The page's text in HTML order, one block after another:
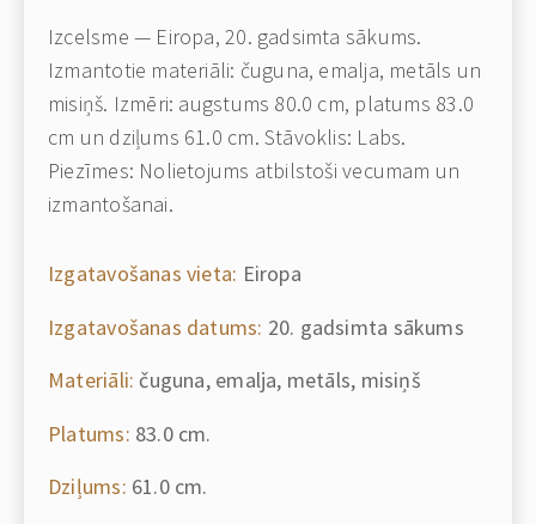
Izcelsme — Eiropa, 20. gadsimta sākums.
Izmantotie materiāli: čuguna, emalja, metāls un
misiņš. Izmēri: augstums 80.0 cm, platums 83.0
cm un dziļums 61.0 cm. Stāvoklis: Labs.
Piezīmes: Nolietojums atbilstoši vecumam un
izmantošanai.
Izgatavošanas vieta: Eiropa
Izgatavošanas datums: 20. gadsimta sākums
Materiāli: čuguna, emalja, metāls, misiņš
Platums: 83.0 cm.
Dziļums: 61.0 cm.